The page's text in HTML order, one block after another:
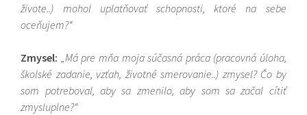
živote..) mohol uplatňovať schopnosti, ktoré na sebe
oceňujem?“
Zmysel: „Má pre mňa moja súčasná práca (pracovná úloha,
školské zadanie, vzťah, životné smerovanie..) zmysel? Čo by
som potreboval, aby sa zmenilo, aby som sa začal cítiť
zmysluplne?“